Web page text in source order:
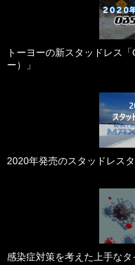
トーヨーの新スタッドレス
ー）」
2020年発売のスタッドレス
感染症対策を考えた上手なタ